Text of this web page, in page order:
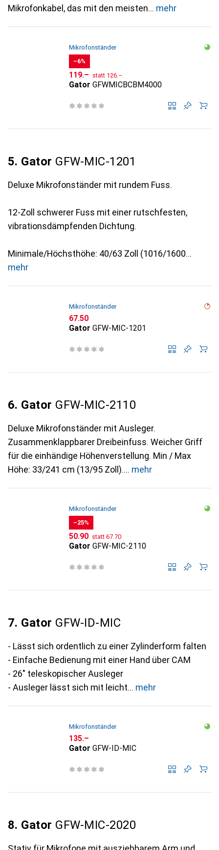
Mikrofonkabel, das mit den meisten
mehr
Mikrofonständer
−6%
CHF
119.– statt CHF
126.–
Gator GFWMICBCBM4000
5. Gator GFW-MIC-1201
Deluxe Mikrofonständer mit rundem Fuss.
12-Zoll schwerer Fuss mit einer rutschfesten,
vibrationsdämpfenden Dichtung.
Minimale/Höchsthöhe: 40/63 Zoll (1016/1600
mehr
Mikrofonständer
CHF
67.50
Gator GFW-MIC-1201
6. Gator GFW-MIC-2110
Deluxe Mikrofonständer mit Ausleger.
Zusammenklappbarer Dreibeinfuss. Weicher Griff
für die einhändige Höhenverstellung. Min / Max
Höhe: 33/241 cm (13/95 Zoll).
mehr
Mikrofonständer
−25%
CHF
50.90 statt CHF
67.70
Gator GFW-MIC-2110
7. Gator GFW-ID-MIC
- Lässt sich ordentlich zu einer Zylinderform falten
- Einfache Bedienung mit einer Hand über CAM
- 26" teleskopischer Ausleger
- Ausleger lässt sich mit leicht
mehr
Mikrofonständer
CHF
135.–
Gator GFW-ID-MIC
8. Gator GFW-MIC-2020